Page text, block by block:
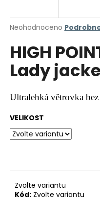
Průměrné
produktu
je
0,0
hvězdiček.
Neohodnoceno
HIGH
Lady
Ultralehká větrovka
VELIKOST
Zvolte variantu
Kód: Zvolte variantu
j
t
?
o